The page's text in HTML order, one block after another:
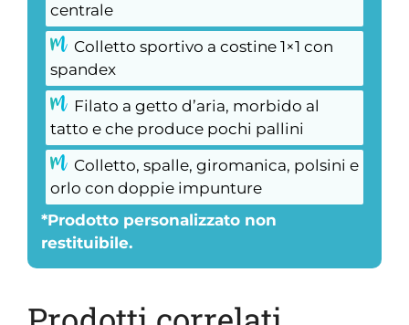
centrale
Colletto sportivo a costine 1×1 con
spandex
Filato a getto d’aria, morbido al
tatto e che produce pochi pallini
Colletto, spalle, giromanica, polsini e
orlo con doppie impunture
*Prodotto personalizzato non
restituibile.